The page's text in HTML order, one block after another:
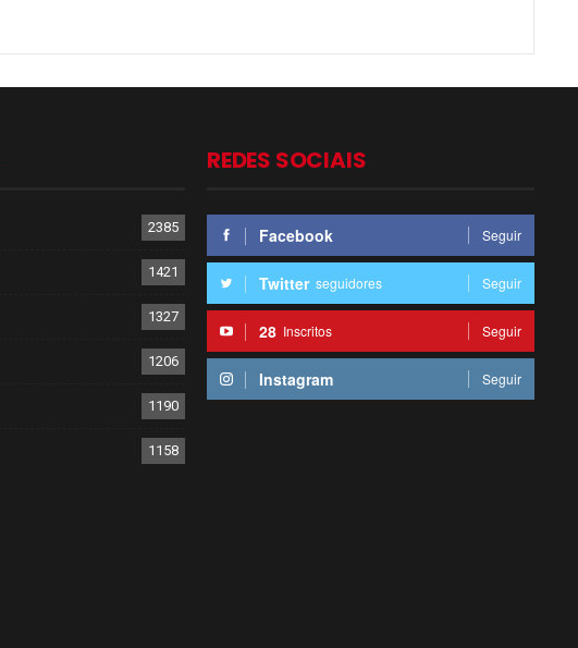
2385
1421
1327
1206
1190
1158
REDES SOCIAIS
Facebook Seguir
Twitter seguidores Seguir
28 Inscritos Seguir
Instagram Seguir